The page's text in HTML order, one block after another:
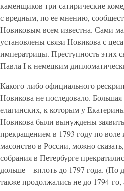
каменщиков три сатирические
с вредным, по ее мнению,
Новиковым всем известна. Сами
установлены связи Новикова с
императрицы. Преступность этих
Павла I к немецким
Какого-либо официального
Новикова не последовало.
елагинских, к которым у
Новикова были вынуждены
прекращением в 1793 году по воле
масонство в России, можно
собрания в Петербурге
дольше – вплоть до 1797 года. (По
также продолжались не до 1794-го,